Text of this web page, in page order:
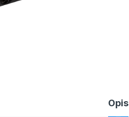
Opis